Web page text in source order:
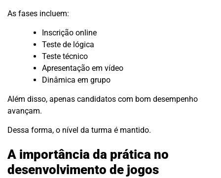
As fases incluem:
Inscrição online
Teste de lógica
Teste técnico
Apresentação em vídeo
Dinâmica em grupo
Além disso, apenas candidatos com bom desempenho
avançam.
Dessa forma, o nível da turma é mantido.
A importância da prática no
desenvolvimento de jogos